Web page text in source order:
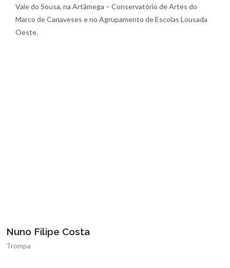
Vale do Sousa, na Artâmega – Conservatório de Artes do
Marco de Canaveses e no Agrupamento de Escolas Lousada
Oeste.
Nuno Filipe Costa
Trompa